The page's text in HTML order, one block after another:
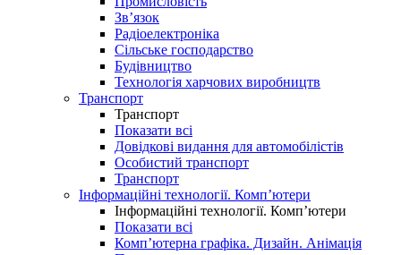
Зв’язок
Радіоелектроніка
Сільське господарство
Будівництво
Технологія харчових виробництв
Транспорт
Транспорт
Показати всі
Довідкові видання для автомобілістів
Особистий транспорт
Транспорт
Інформаційні технології. Комп’ютери
Інформаційні технології. Комп’ютери
Показати всі
Комп’ютерна графіка. Дизайн. Анімація